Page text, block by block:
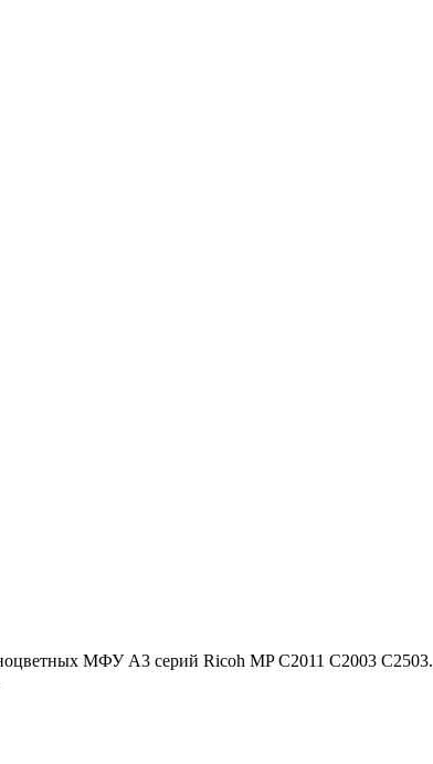
МФУ A3 серий Ricoh MP C2011 C2003 C2503.